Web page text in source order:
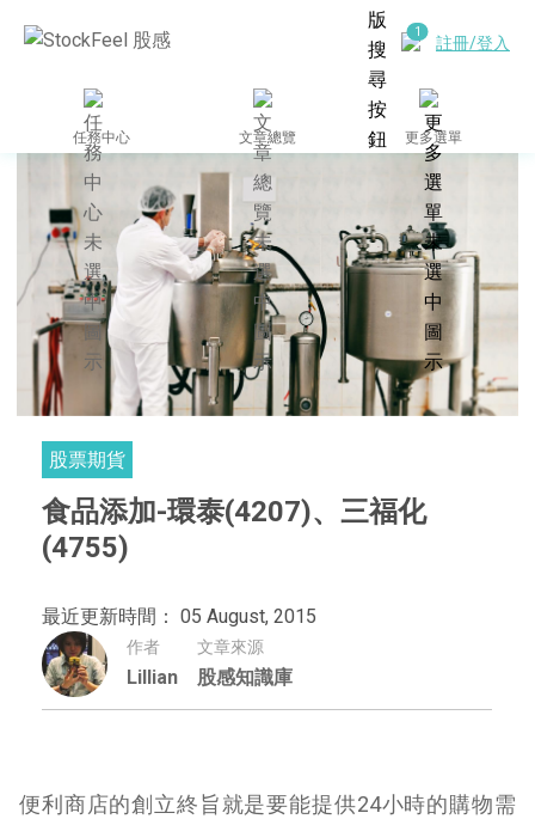
註冊/登入
任務中心 文章總覽 更多選單
股票期貨
食品添加-環泰(4207)、三福化
(4755)
最近更新時間： 05 August, 2015
作者
Lillian
文章來源
股感知識庫
便利商店的創立終旨就是要能提供24小時的購物需